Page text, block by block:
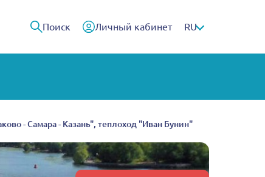
Поиск Личный кабинет RU
- Самара - Казань", теплоход "Иван Бунин"